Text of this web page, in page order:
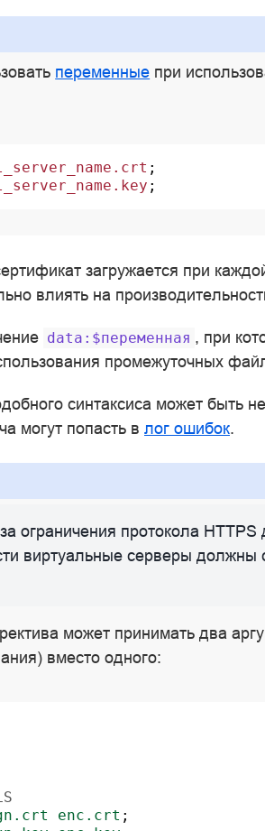
переменные при
;
;
загружается при
влиять на
data:$переменная , при
промежуточных
синтаксиса может быть
могут попасть в лог ошибок.
ограничения протокола HTTPS
виртуальные серверы должны
может принимать два
вместо одного:
enc.crt ;